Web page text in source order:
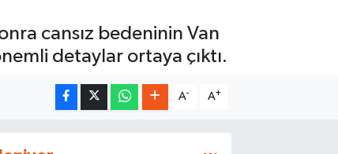
cansız bedeninin Van
detaylar ortaya çıktı.
A- A+